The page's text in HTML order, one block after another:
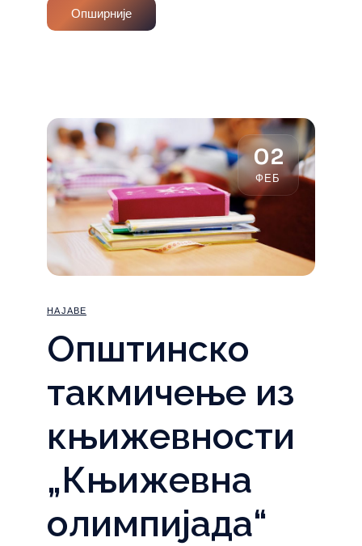
Опширније
02
ФЕБ
НАЈАВЕ
Општинско
такмичење из
књижевности
„Књижевна
олимпијада“